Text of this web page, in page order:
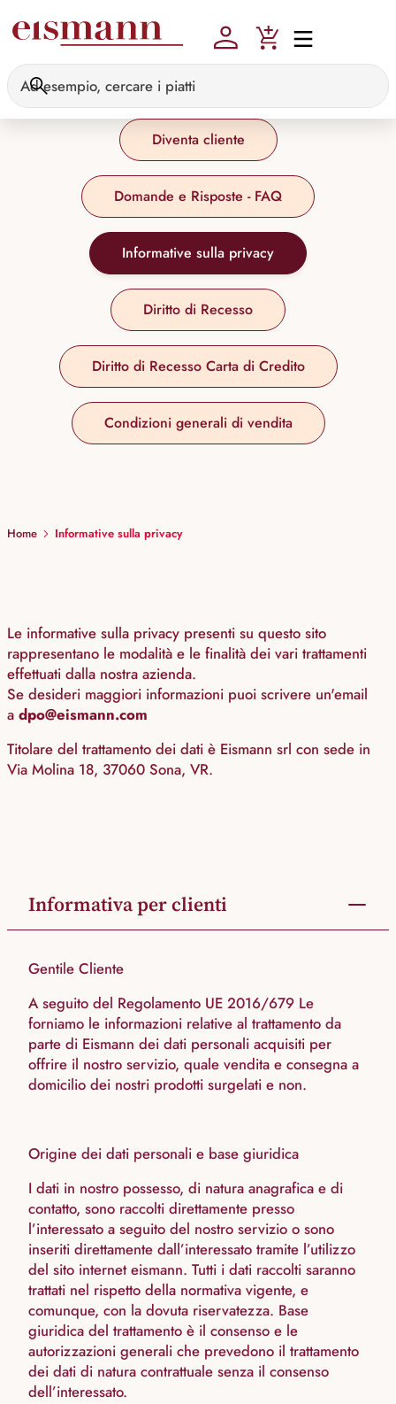
Diventa cliente
Domande e Risposte - FAQ
Informative sulla privacy
Diritto di Recesso
Diritto di Recesso Carta di Credito
Condizioni generali di vendita
Home Informative sulla privacy
Le informative sulla privacy presenti su questo sito
rappresentano le modalità e le finalità dei vari trattamenti
effettuati dalla nostra azienda.
Se desideri maggiori informazioni puoi scrivere un'email
a dpo@eismann.com
Titolare del trattamento dei dati è Eismann srl con sede in
Via Molina 18, 37060 Sona, VR.
Informativa per clienti
Gentile Cliente
A seguito del Regolamento UE 2016/679 Le
forniamo le informazioni relative al trattamento da
parte di Eismann dei dati personali acquisiti per
offrire il nostro servizio, quale vendita e consegna a
domicilio dei nostri prodotti surgelati e non.
Origine dei dati personali e base giuridica
I dati in nostro possesso, di natura anagrafica e di
contatto, sono raccolti direttamente presso
l’interessato a seguito del nostro servizio o sono
inseriti direttamente dall’interessato tramite l’utilizzo
del sito internet eismann. Tutti i dati raccolti saranno
trattati nel rispetto della normativa vigente, e
comunque, con la dovuta riservatezza. Base
giuridica del trattamento è il consenso e le
autorizzazioni generali che prevedono il trattamento
dei dati di natura contrattuale senza il consenso
dell’interessato.